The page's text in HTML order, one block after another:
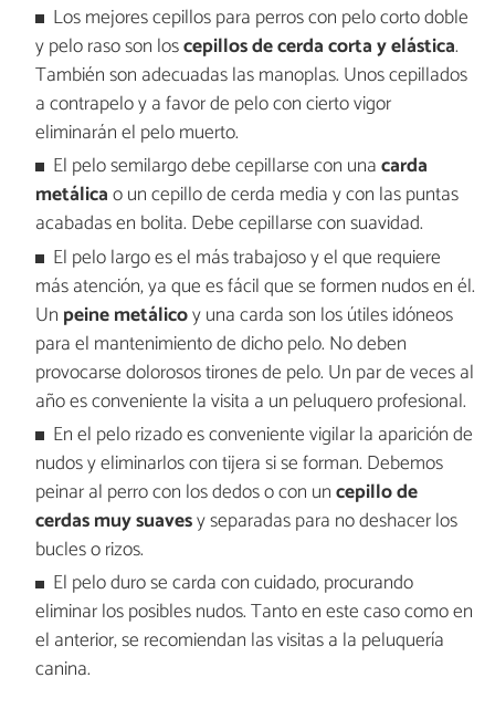
Los mejores cepillos para perros con pelo corto doble
y pelo raso son loscepillos de cerda corta y elástica.
También son adecuadas las manoplas. Unos cepillados
a contrapelo y a favor de pelo con cierto vigor
eliminarán el pelo muerto.
El pelo semilargo debe cepillarse con unacarda
metálicao un cepillo de cerda media y con las puntas
acabadas en bolita. Debe cepillarse con suavidad.
El pelo largo es el más trabajoso y el que requiere
más atención, ya que es fácil que se formen nudos en él.
Un peine metálicoy una carda son los útiles idóneos
para el mantenimiento de dicho pelo. No deben
provocarse dolorosos tirones de pelo. Un par de veces al
año es conveniente la visita a un peluquero profesional.
En el pelo rizado es conveniente vigilar la aparición de
nudos y eliminarlos con tijera si se forman. Debemos
peinar al perro con los dedos o con uncepillo de
cerdas muy suavesy separadas para no deshacer los
bucles o rizos.
El pelo duro se carda con cuidado, procurando
eliminar los posibles nudos. Tanto en este caso como en
el anterior, se recomiendan las visitas a la peluquería
canina.